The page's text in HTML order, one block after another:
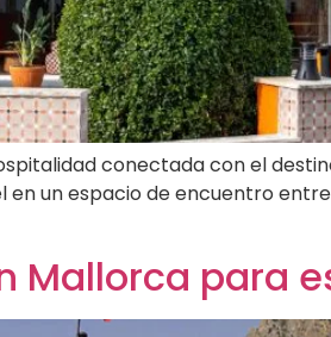
conectada con el
un espacio de encuentro
Mallorca para